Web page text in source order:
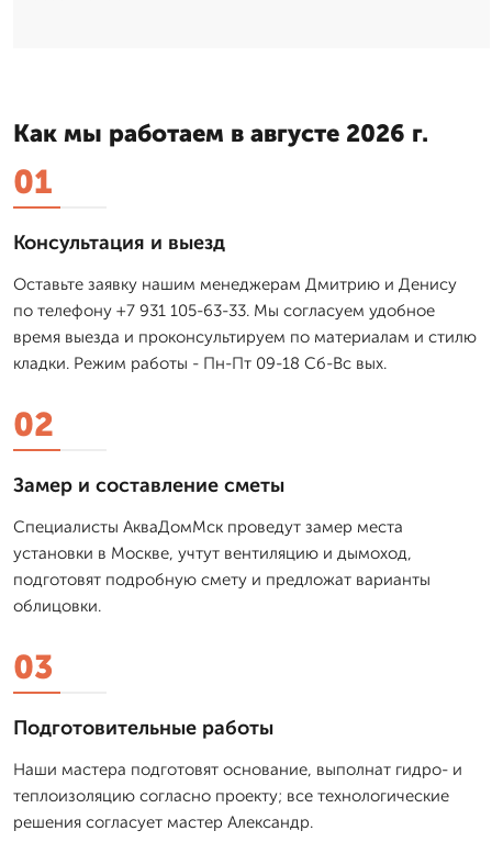
Как мы работаем в августе 2026 г.
01
Консультация и выезд
Оставьте заявку нашим менеджерам Дмитрию и Денису
по телефону +7 931 105-63-33. Мы согласуем удобное
время выезда и проконсультируем по материалам и стилю
кладки. Режим работы - Пн-Пт 09-18 Сб-Вс вых.
02
Замер и составление сметы
Специалисты АкваДомМск проведут замер места
установки в Москве, учтут вентиляцию и дымоход,
подготовят подробную смету и предложат варианты
облицовки.
03
Подготовительные работы
Наши мастера подготовят основание, выполнат гидро- и
теплоизоляцию согласно проекту; все технологические
решения согласует мастер Александр.